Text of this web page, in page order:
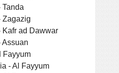
Zagazig
Kafr ad Dawwar
Assuan
Fayyum
- Al Fayyum